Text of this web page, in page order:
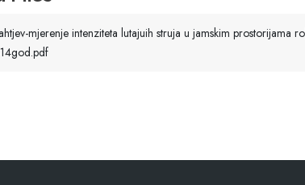
mjerenje intenziteta lutajuih struja u jamskim prostorijama